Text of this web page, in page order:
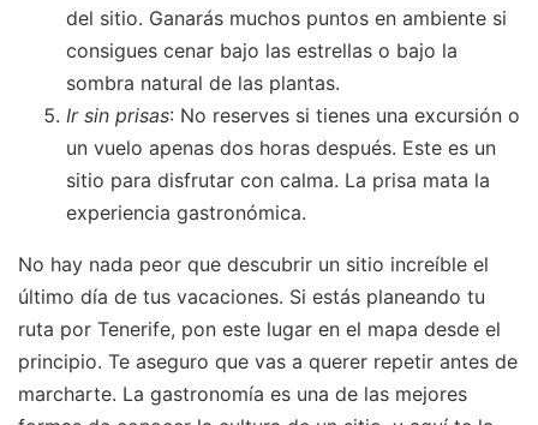
del sitio. Ganarás muchos puntos en ambiente si
consigues cenar bajo las estrellas o bajo la
sombra natural de las plantas.
Ir sin prisas: No reserves si tienes una excursión o
un vuelo apenas dos horas después. Este es un
sitio para disfrutar con calma. La prisa mata la
experiencia gastronómica.
No hay nada peor que descubrir un sitio increíble el
último día de tus vacaciones. Si estás planeando tu
ruta por Tenerife, pon este lugar en el mapa desde el
principio. Te aseguro que vas a querer repetir antes de
marcharte. La gastronomía es una de las mejores